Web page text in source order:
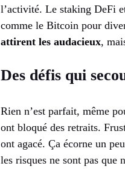
l’activité. Le staking DeFi
comme le Bitcoin pour
attirent les audacieux,
Des défis qui
Rien n’est parfait, même
ont bloqué des retraits.
ont agacé. Ça écorne un
les risques ne sont pas